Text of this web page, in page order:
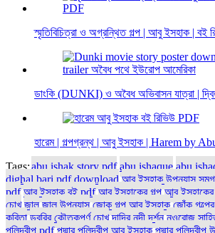
স্মৃতিবিচিত্রা ও অগ্রন্থিত গল্প | আবু ইসহাক | বই
ডাংকি (DUNKI) ও অবৈধ অভিবাসন যাত্রা |
হারেম | গল্পগ্রন্থ | আবু ইসহাক | Harem by
Tags:abu ishak story pdf abu ishaque abu
dighal bari pdf download আবু ইসহাক উপন্যাস
pdf আবু ইসহাক বই pdf আবু ইসহাকের গল্প আবু ইসহাকের
চোখ জাল জাল উপন্যাস জোক গল্প আবু ইসহাক জোঁক
কবিতা ডুবুরির কৌতুকপূর্ণ চোখ দাদির নদী দর্শন নওরোজ